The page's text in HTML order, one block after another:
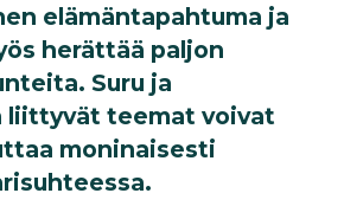
elämäntapahtuma ja
herättää paljon
Suru ja
liittyvät teemat voivat
moninaisesti